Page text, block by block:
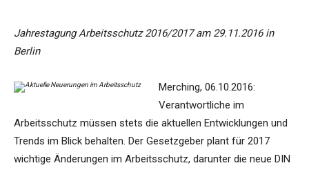
Jahrestagung Arbeitsschutz 2016/2017 am 29.11.2016 in
Berlin
Merching, 06.10.2016:
Verantwortliche im
Arbeitsschutz müssen stets die aktuellen Entwicklungen und
Trends im Blick behalten. Der Gesetzgeber plant für 2017
wichtige Änderungen im Arbeitsschutz, darunter die neue DIN